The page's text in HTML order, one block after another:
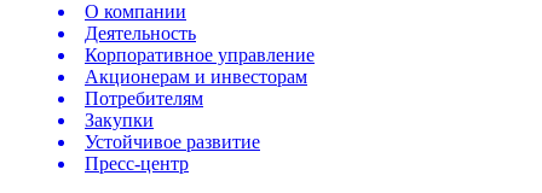
О компании
Деятельность
Корпоративное управление
Акционерам и инвесторам
Потребителям
Закупки
Устойчивое развитие
Пресс-центр